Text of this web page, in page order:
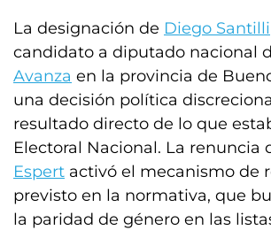
La designación de Diego Santilli
candidato a diputado nacional
Avanza en la provincia de
una decisión política
resultado directo de lo que
Electoral Nacional. La renuncia
Espert activó el mecanismo de
previsto en la normativa, que
la paridad de género en las